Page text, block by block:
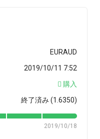
EURAUD
2019/10/11 7:52
購入
終了済み (1.6350)
2019/10/18